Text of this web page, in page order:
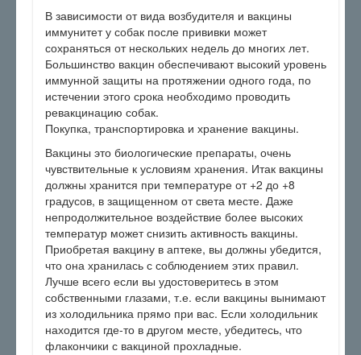
В зависимости от вида возбудителя и вакцины
иммунитет у собак после прививки может
сохраняться от нескольких недель до многих лет.
Большинство вакцин обеспечивают высокий уровень
иммунной защиты на протяжении одного года, по
истечении этого срока необходимо проводить
ревакцинацию собак.
Покупка, транспортировка и хранение вакцины.
Вакцины это биологические препараты, очень
чувствительные к условиям хранения. Итак вакцины
должны хранится при температуре от +2 до +8
градусов, в защищенном от света месте. Даже
непродолжительное воздействие более высоких
температур может снизить активность вакцины.
Приобретая вакцину в аптеке, вы должны убедится,
что она хранилась с соблюдением этих правил.
Лучше всего если вы удостоверитесь в этом
собственными глазами, т.е. если вакцины вынимают
из холодильника прямо при вас. Если холодильник
находится где-то в другом месте, убедитесь, что
флакончики с вакциной прохладные.